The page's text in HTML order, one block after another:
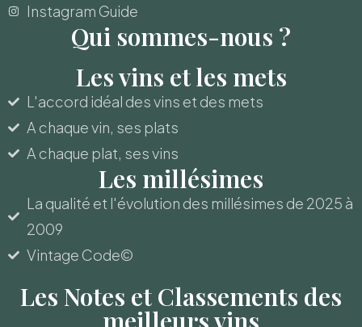
Instagram Guide
Qui sommes-nous ?
Les vins et les mets
L'accord idéal des vins et des mets
A chaque vin, ses plats
A chaque plat, ses vins
Les millésimes
La qualité et l'évolution des millésimes de 2025 à
2009
Vintage Code©
Les Notes et Classements des
meilleurs vins